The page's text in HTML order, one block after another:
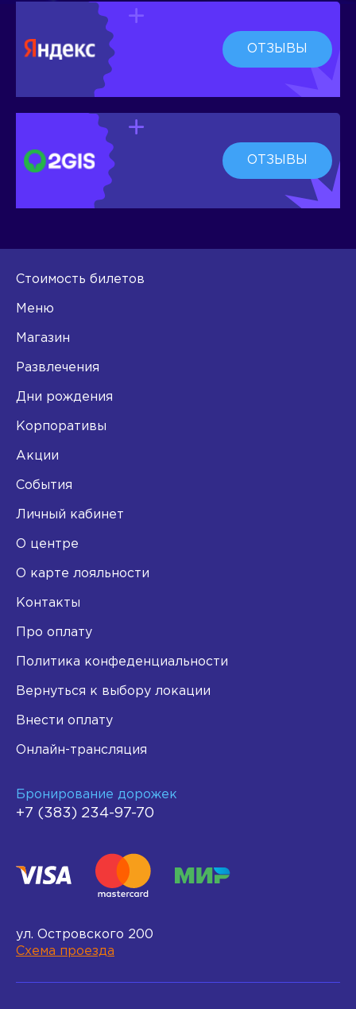
ОТЗЫВЫ
ОТЗЫВЫ
Стоимость билетов
Меню
Магазин
Развлечения
Дни рождения
Корпоративы
Акции
События
Личный кабинет
О центре
О карте лояльности
Контакты
Про оплату
Политика конфеденциальности
Вернуться к выбору локации
Внести оплату
Онлайн-трансляция
Бронирование дорожек
+7 (383) 234-97-70
ул. Островского 200
Схема проезда